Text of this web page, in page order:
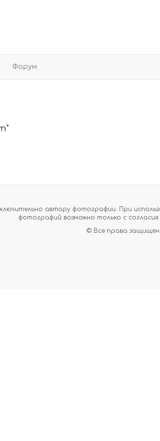
Форум
автору фотографии. При
фотографий возможно только с
© Все права